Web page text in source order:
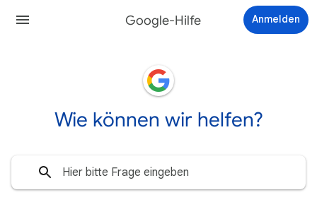
Google-Hilfe Anmelden
Wie können wir helfen?